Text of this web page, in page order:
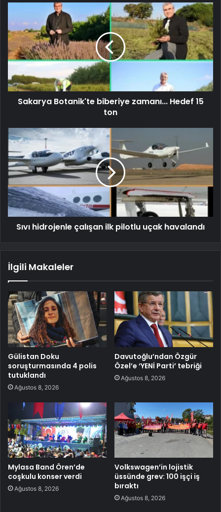
Sakarya Botanik'te biberiye zamanı... Hedef 15
ton
Sıvı hidrojenle çalışan ilk pilotlu uçak havalandı
İlgili Makaleler
Gülistan Doku
soruşturmasında 4 polis
tutuklandı
Ağustos 8, 2026
Davutoğlu’ndan Özgür
Özel’e ‘YENİ Parti’ tebriği
Ağustos 8, 2026
Mylasa Band Ören’de
coşkulu konser verdi
Ağustos 8, 2026
Volkswagen’in lojistik
üssünde grev: 100 işçi iş
bıraktı
Ağustos 8, 2026